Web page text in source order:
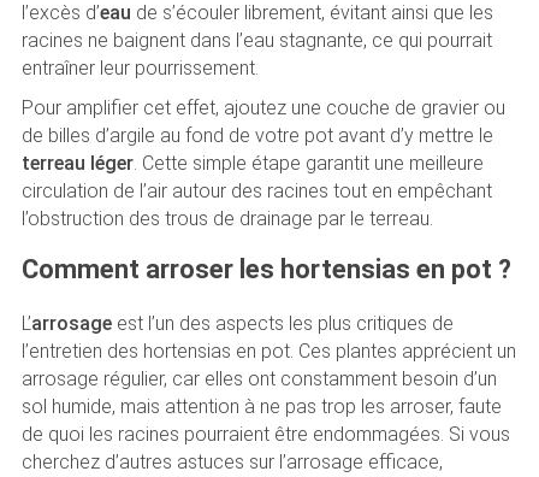
l’excès d’eau de s’écouler librement, évitant ainsi que les
racines ne baignent dans l’eau stagnante, ce qui pourrait
entraîner leur pourrissement.
Pour amplifier cet effet, ajoutez une couche de gravier ou
de billes d’argile au fond de votre pot avant d’y mettre le
terreau léger. Cette simple étape garantit une meilleure
circulation de l’air autour des racines tout en empêchant
l’obstruction des trous de drainage par le terreau.
Comment arroser les hortensias en pot ?
L’arrosageest l’un des aspects les plus critiques de
l’entretien des hortensias en pot. Ces plantes apprécient un
arrosage régulier, car elles ont constamment besoin d’un
sol humide, mais attention à ne pas trop les arroser, faute
de quoi les racines pourraient être endommagées. Si vous
cherchez d’autres astuces sur l’arrosage efficace,